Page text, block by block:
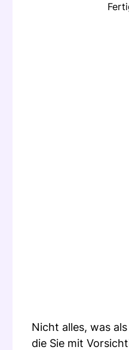
Nicht alles, was
die Sie mit